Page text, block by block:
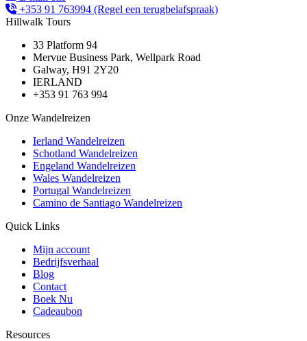
+353 91 763994 (Regel een terugbelafspraak)
Hillwalk Tours
33 Platform 94
Mervue Business Park, Wellpark Road
Galway, H91 2Y20
IERLAND
+353 91 763 994
Onze Wandelreizen
Ierland Wandelreizen
Schotland Wandelreizen
Engeland Wandelreizen
Wales Wandelreizen
Portugal Wandelreizen
Camino de Santiago Wandelreizen
Quick Links
Mijn account
Bedrijfsverhaal
Blog
Contact
Boek Nu
Cadeaubon
Resources